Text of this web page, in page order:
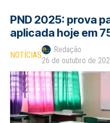
PND 2025: prova
aplicada hoje em
NOTÍCIAS
Redação
26 de outubro de